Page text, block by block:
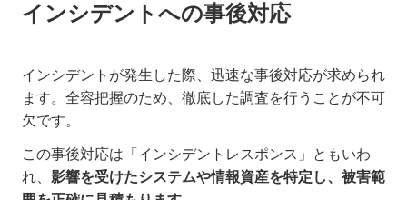
インシデントへの事後対応
インシデントが発生した際、迅速な事後対応が求められ
ます。全容把握のため、徹底した調査を行うことが不可
欠です。
この事後対応は「インシデントレスポンス」ともいわ
れ、 影響を受けたシステムや情報資産を特定し、被害範